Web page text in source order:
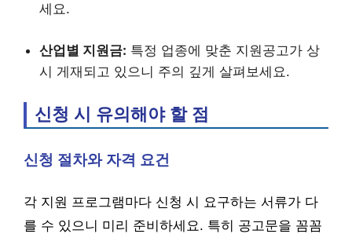
세요.
산업별 지원금: 특정 업종에 맞춘 지원공고가 상
시 게재되고 있으니 주의 깊게 살펴보세요.
신청 시 유의해야 할 점
신청 절차와 자격 요건
각 지원 프로그램마다 신청 시 요구하는 서류가 다
를 수 있으니 미리 준비하세요. 특히 공고문을 꼼꼼